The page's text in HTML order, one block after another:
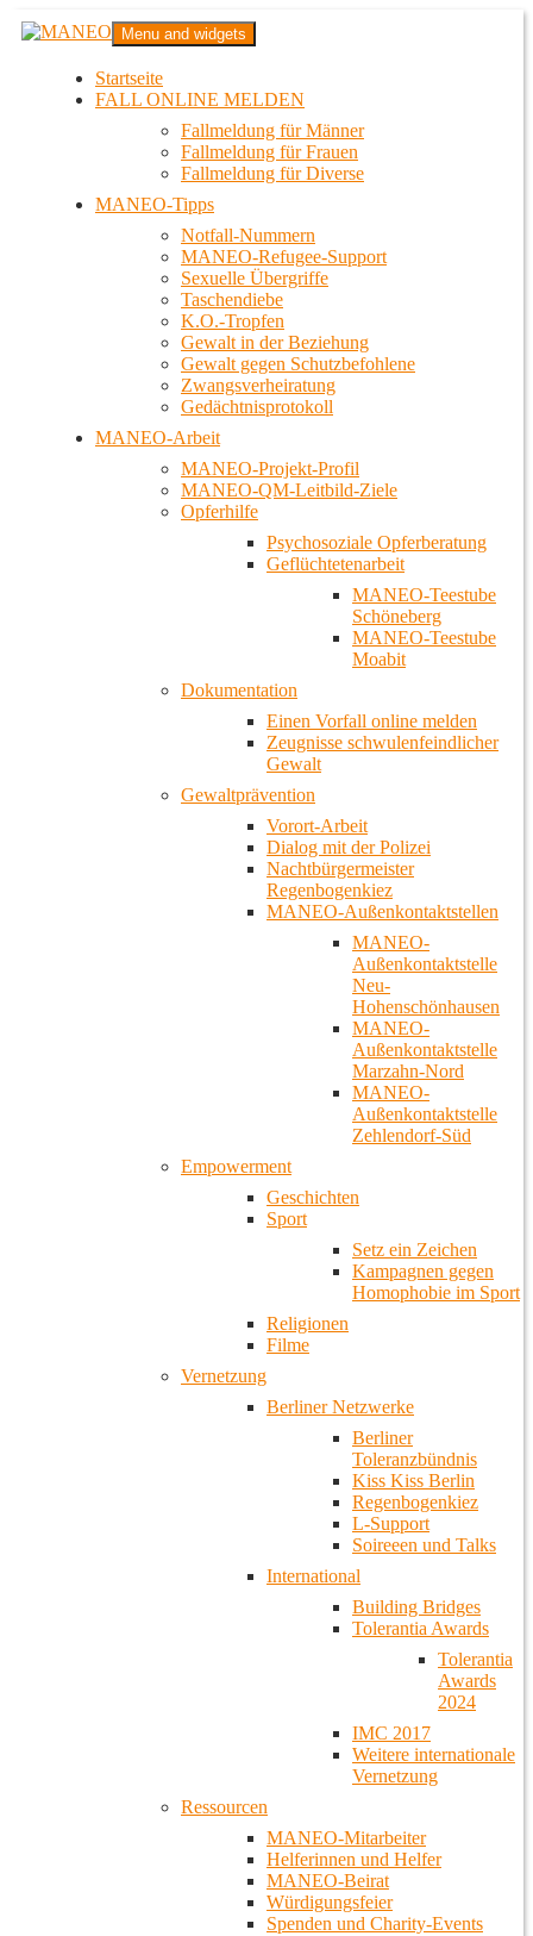
Zum
InhaltMANEO
Das schwule Anti-Gewalt-Projekt in Berlin
Menu and widgets
Startseite
FALL ONLINE MELDEN
Fallmeldung für Männer
Fallmeldung für Frauen
Fallmeldung für Diverse
MANEO-Tipps
Notfall-Nummern
MANEO-Refugee-Support
Sexuelle Übergriffe
Taschendiebe
K.O.-Tropfen
Gewalt in der Beziehung
Gewalt gegen Schutzbefohlene
Zwangsverheiratung
Gedächtnisprotokoll
MANEO-Arbeit
MANEO-Projekt-Profil
MANEO-QM-Leitbild-Ziele
Opferhilfe
Psychosoziale Opferberatung
Geflüchtetenarbeit
MANEO-Teestube
Schöneberg
MANEO-Teestube
Moabit
Dokumentation
Einen Vorfall online melden
Zeugnisse schwulenfeindlicher
Gewalt
Gewaltprävention
Vorort-Arbeit
Dialog mit der Polizei
Nachtbürgermeister
Regenbogenkiez
MANEO-Außenkontaktstellen
MANEO-
Außenkontaktstelle
Neu-
Hohenschönhausen
MANEO-
Außenkontaktstelle
Marzahn-Nord
MANEO-
Außenkontaktstelle
Zehlendorf-Süd
Empowerment
Geschichten
Sport
Setz ein Zeichen
Kampagnen gegen
Homophobie im Sport
Religionen
Filme
Vernetzung
Berliner Netzwerke
Berliner
Toleranzbündnis
Kiss Kiss Berlin
Regenbogenkiez
L-Support
Soireeen und Talks
International
Building Bridges
Tolerantia Awards
Tolerantia
Awards
2024
IMC 2017
Weitere internationale
Vernetzung
Ressourcen
MANEO-Mitarbeiter
Helferinnen und Helfer
MANEO-Beirat
Würdigungsfeier
Spenden und Charity-Events